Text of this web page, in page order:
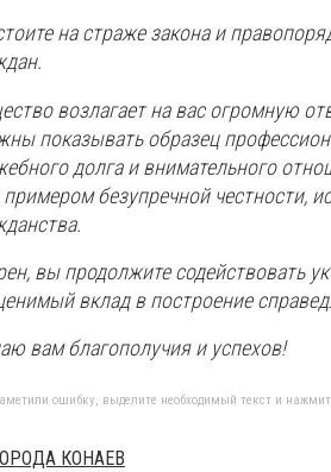
на страже закона и
возлагает на вас огромную
показывать образец
долга и внимательного
безупречной честности,
вы продолжите содействовать
вклад в построение
вам благополучия и успехов!
ошибку, выделите необходимый текст и
КОНАЕВ